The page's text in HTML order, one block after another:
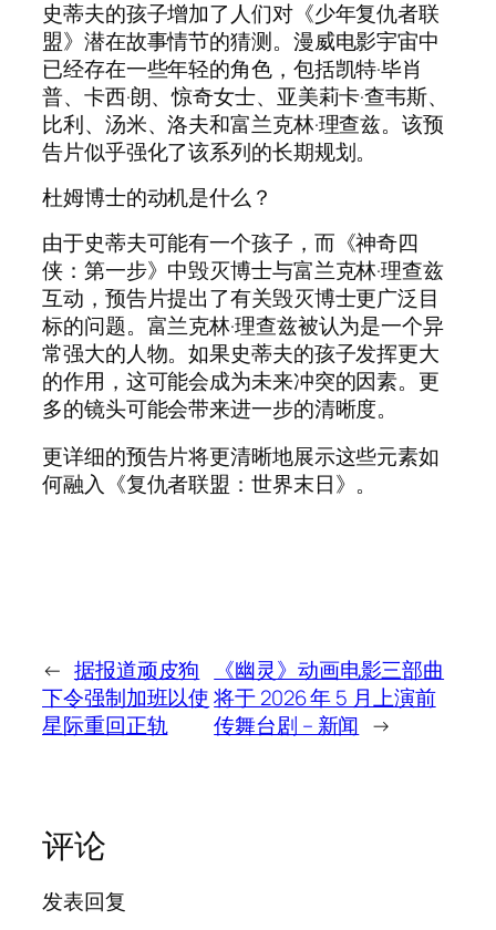
史蒂夫的孩子增加了人们对《少年复仇者联
盟》潜在故事情节的猜测。漫威电影宇宙中
已经存在一些年轻的角色，包括凯特·毕肖
普、卡西·朗、惊奇女士、亚美莉卡·查韦斯、
比利、汤米、洛夫和富兰克林·理查兹。该预
告片似乎强化了该系列的长期规划。
杜姆博士的动机是什么？
由于史蒂夫可能有一个孩子，而《神奇四
侠：第一步》中毁灭博士与富兰克林·理查兹
互动，预告片提出了有关毁灭博士更广泛目
标的问题。富兰克林·理查兹被认为是一个异
常强大的人物。如果史蒂夫的孩子发挥更大
的作用，这可能会成为未来冲突的因素。更
多的镜头可能会带来进一步的清晰度。
更详细的预告片将更清晰地展示这些元素如
何融入《复仇者联盟：世界末日》。
← 据报道顽皮狗
下令强制加班以使
星际重回正轨
《幽灵》动画电影三部曲
将于 2026 年 5 月上演前
传舞台剧 – 新闻 →
评论
发表回复